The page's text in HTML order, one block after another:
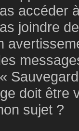
accéder
joindre
doit être
sujet ?